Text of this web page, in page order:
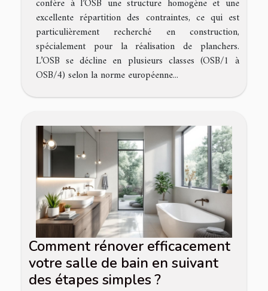
confère à l’OSB une structure homogène et une
excellente répartition des contraintes, ce qui est
particulièrement recherché en construction,
spécialement pour la réalisation de planchers.
L’OSB se décline en plusieurs classes (OSB/1 à
OSB/4) selon la norme européenne...
Comment rénover efficacement
votre salle de bain en suivant
des étapes simples ?